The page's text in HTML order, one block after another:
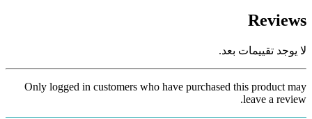
Reviews
لا يوجد تقييمات بعد.
Only logged in customers who have purchased this product may
leave a review.